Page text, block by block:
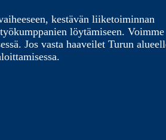
kestävän liiketoiminnan
löytämiseen. Voimme
Jos vasta haaveilet Turun